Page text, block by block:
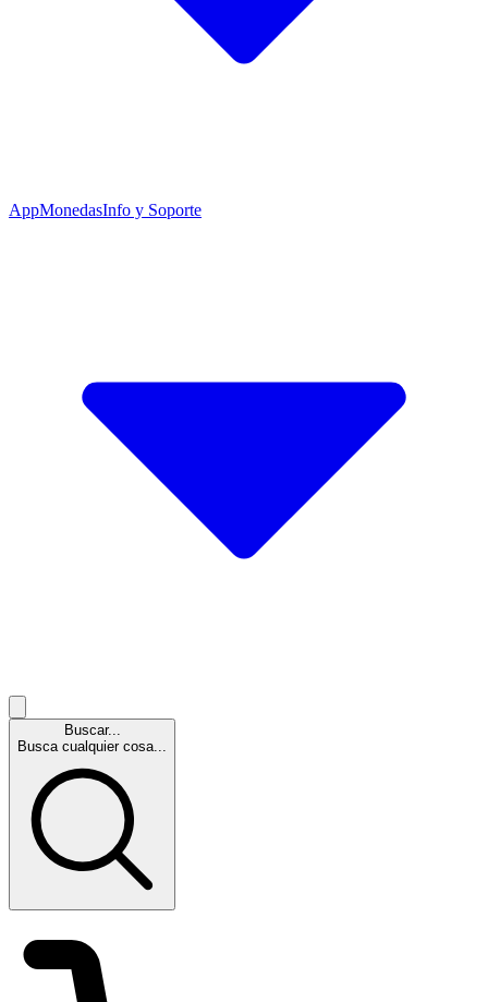
AppMonedasInfo y Soporte
Buscar...
Busca cualquier cosa...